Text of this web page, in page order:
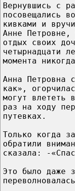
Вернувшись с
посовещались
кивками и
Анне Петровне,
отдых своих
четырнадцати
момента
Анна Петровна
как»,
могут влететь
раз на ходу
путевках.
Только когда
обратили
сказала: -
Это было даже